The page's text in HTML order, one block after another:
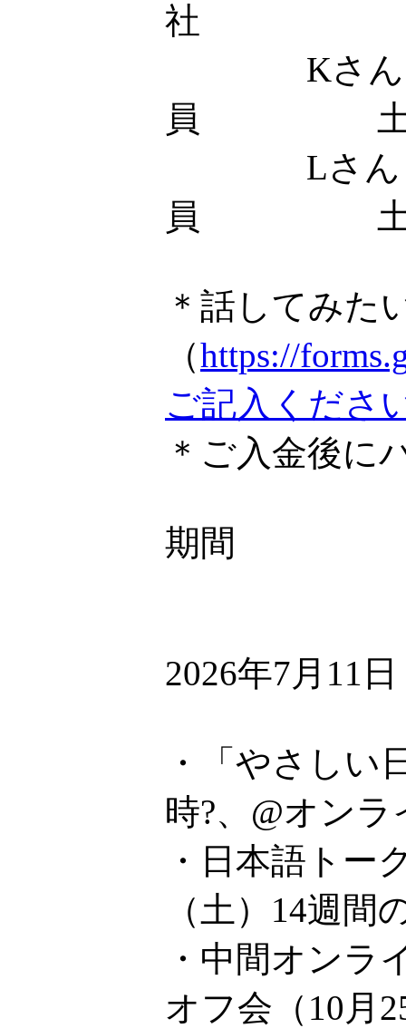
社 土
Kさん
員 土
Lさん
員 土
＊話してみた
（https://
ご記入くださ
＊ご入金後に
期間
2026年7月11
・「やさしい
時?、@オン
・日本語トー
（土）14週
・中間オンラ
オフ会（10月